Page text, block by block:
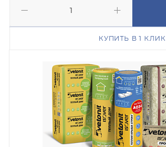
КУПИТЬ В 1 КЛИК